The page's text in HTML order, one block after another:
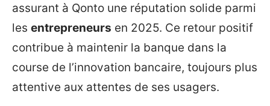
assurant à Qonto une réputation solide parmi
les entrepreneurs en 2025. Ce retour positif
contribue à maintenir la banque dans la
course de l’innovation bancaire, toujours plus
attentive aux attentes de ses usagers.